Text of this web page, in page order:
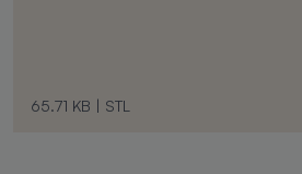
65.71 KB | STL